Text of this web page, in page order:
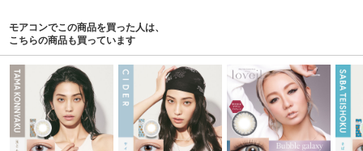
モアコンでこの商品を買った人は、
こちらの商品も買っています